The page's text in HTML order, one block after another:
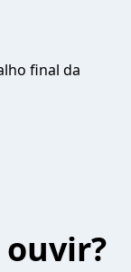
final da
ouvir?